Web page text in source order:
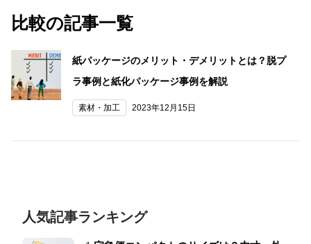
比較の記事一覧
紙パッケージのメリット・デメリットとは？脱プ
ラ事例と紙化パッケージ事例を解説
素材・加工 2023年12月15日
人気記事ランキング